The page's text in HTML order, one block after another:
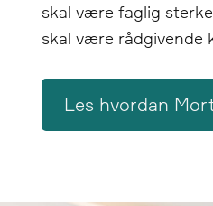
skal være faglig
skal være rådgivende
Les hvordan